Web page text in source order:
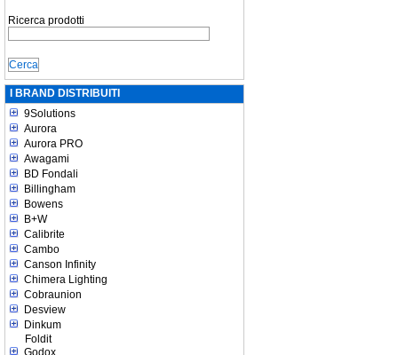
Ricerca prodotti
I BRAND DISTRIBUITI
9Solutions
Aurora
Aurora PRO
Awagami
BD Fondali
Billingham
Bowens
B+W
Calibrite
Cambo
Canson Infinity
Chimera Lighting
Cobraunion
Desview
Dinkum
Foldit
Godox